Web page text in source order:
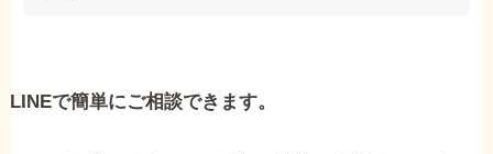
LINEで簡単にご相談できます。